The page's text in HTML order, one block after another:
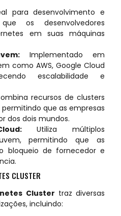
para desenvolvimento e
os desenvolvedores
em suas máquinas
Implementado em
como AWS, Google Cloud
escalabilidade e
recursos de clusters
que as empresas
dos dois mundos.
Utiliza múltiplos
permitindo que as
bloqueio de fornecedor e
CLUSTER
Cluster traz diversas
incluindo: